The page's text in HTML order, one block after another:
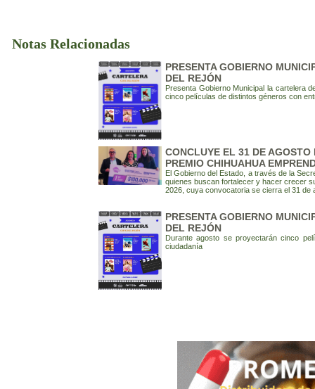
Notas Relacionadas
PRESENTA GOBIERNO
DEL REJÓN
Presenta Gobierno Municipal la cartelera
cinco películas de distintos géneros con
CONCLUYE EL 31 DE
PREMIO CHIHUAHUA
El Gobierno del Estado, a través de la
quienes buscan fortalecer y hacer crecer
2026, cuya convocatoria se cierra el 31 de
PRESENTA GOBIERNO
DEL REJÓN
Durante agosto se proyectarán cinco
ciudadanía